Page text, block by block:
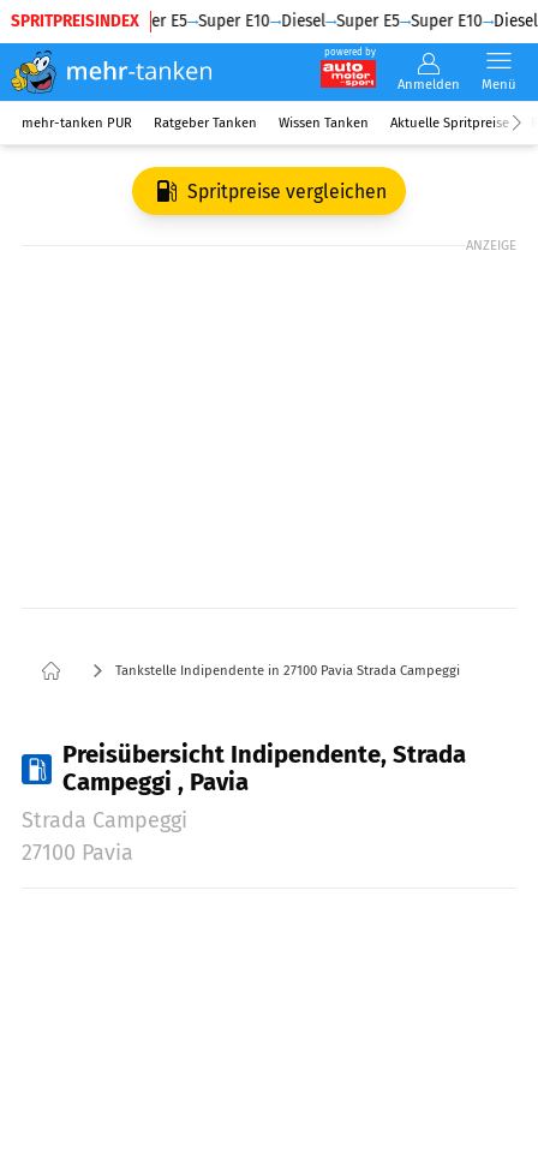
SPRITPREISINDEX
Diesel Super E5 Super E10 Diesel Super E5 Super E10 Diesel
powered by
Anmelden Menü
mehr-tanken PUR Ratgeber Tanken Wissen Tanken Aktuelle Spritpreise
Spritpreise vergleichen
ANZEIGE
Tankstelle Indipendente in 27100 Pavia Strada Campeggi
Preisübersicht Indipendente, Strada
Campeggi , Pavia
Strada Campeggi
27100 Pavia